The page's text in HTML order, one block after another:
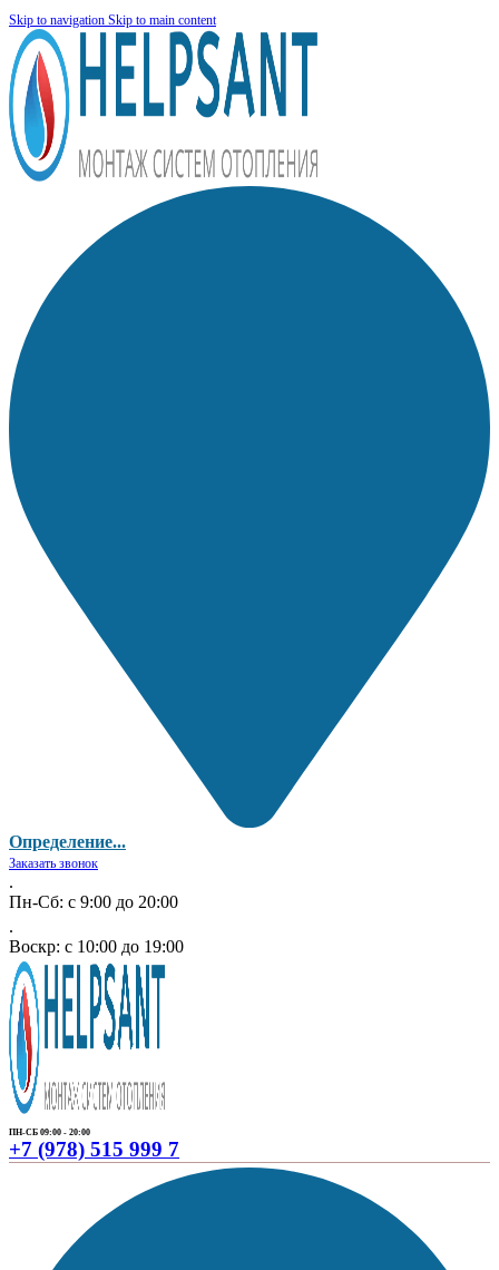
Skip to navigation Skip to main content
Определение...
Заказать звонок
.
Пн-Сб: с 9:00 до 20:00
.
Воскр: с 10:00 до 19:00
ПН-СБ 09:00 - 20:00
+7 (978) 515 999 7